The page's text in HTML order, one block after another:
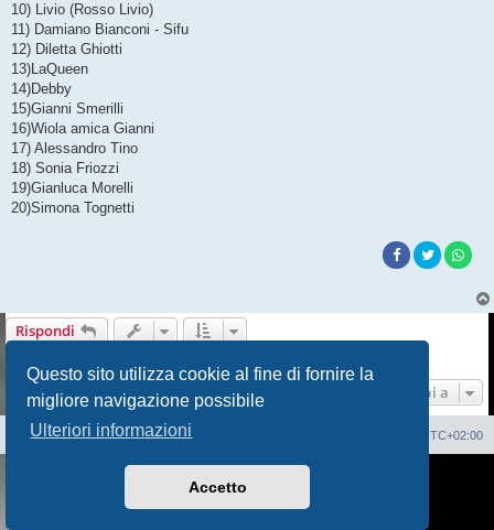
Questo sito utilizza cookie al fine di fornire la
migliore navigazione possibile
Ulteriori informazioni
Accetto
10) Livio (Rosso Livio)
11) Damiano Bianconi - Sifu
12) Diletta Ghiotti
13)LaQueen
14)Debby
15)Gianni Smerilli
16)Wiola amica Gianni
17) Alessandro Tino
18) Sonia Friozzi
19)Gianluca Morelli
20)Simona Tognetti
Rispondi
Vai a
Sito Web Forum UTC+02:00
Traduzione Italiana
AIF_COPYRIGHT